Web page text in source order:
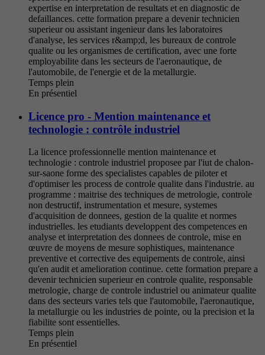
expertise en interpretation de resultats et en diagnostic de
defaillances. cette formation prepare a devenir technicien
superieur ou assistant ingenieur dans les laboratoires
d'analyse, les services r&amp;d, les bureaux de controle
qualite ou les organismes de certification, avec une forte
employabilite dans les secteurs de l'aeronautique, de
l'automobile, de l'energie et de la metallurgie.
Temps plein
En présentiel
Licence pro - Mention maintenance et
technologie : contrôle industriel
La licence professionnelle mention maintenance et
technologie : controle industriel proposee par l'iut de chalon-
sur-saone forme des specialistes capables de piloter et
d'optimiser les process de controle qualite dans l'industrie. au
programme : maitrise des techniques de metrologie, controle
non destructif, instrumentation et mesure, systemes
d'acquisition de donnees, gestion de la qualite et normes
industrielles. les etudiants developpent des competences en
analyse et interpretation des donnees de controle, mise en
œuvre de moyens de mesure sophistiques, maintenance
preventive et corrective des equipements de controle, ainsi
qu'en audit et amelioration continue. cette formation prepare a
devenir technicien superieur en controle qualite, responsable
metrologie, charge de controle industriel ou animateur qualite
dans des secteurs varies tels que l'automobile, l'aeronautique,
la metallurgie ou les industries de pointe, ou la precision et la
fiabilite sont essentielles.
Temps plein
En présentiel